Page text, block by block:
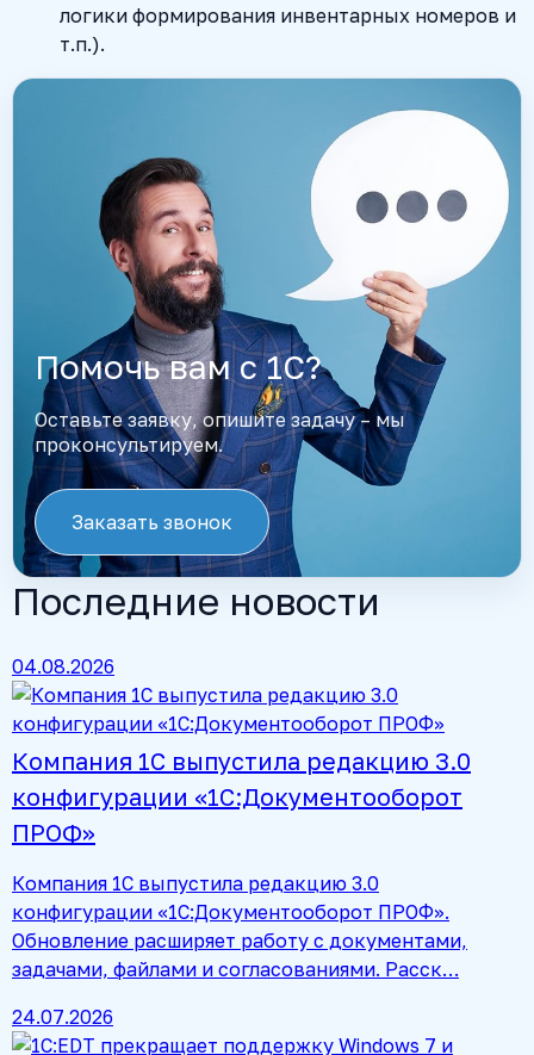
логики формирования инвентарных номеров и
т.п.).
Помочь вам с 1С?
Оставьте заявку, опишите задачу – мы
проконсультируем.
Заказать звонок
Последние новости
04.08.2026
Компания 1С выпустила редакцию 3.0
конфигурации «1С:Документооборот
ПРОФ»
Компания 1С выпустила редакцию 3.0
конфигурации «1С:Документооборот ПРОФ».
Обновление расширяет работу с документами,
задачами, файлами и согласованиями. Расск…
24.07.2026